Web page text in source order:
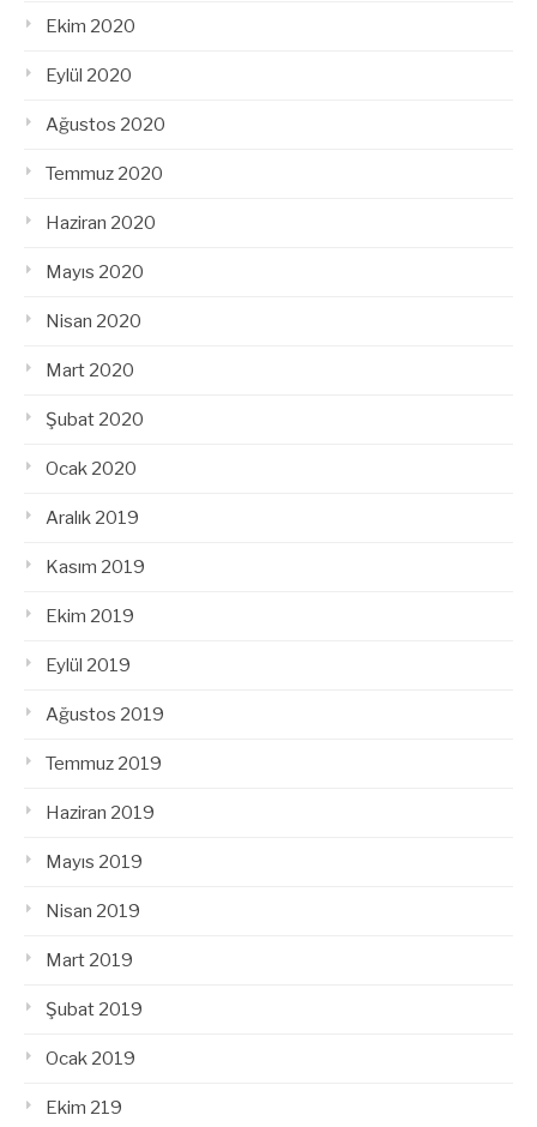
Ekim 2020
Eylül 2020
Ağustos 2020
Temmuz 2020
Haziran 2020
Mayıs 2020
Nisan 2020
Mart 2020
Şubat 2020
Ocak 2020
Aralık 2019
Kasım 2019
Ekim 2019
Eylül 2019
Ağustos 2019
Temmuz 2019
Haziran 2019
Mayıs 2019
Nisan 2019
Mart 2019
Şubat 2019
Ocak 2019
Ekim 219